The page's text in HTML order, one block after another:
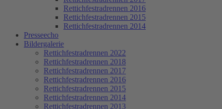
Rettichfestradrennen 2016
Rettichfestradrennen 2015
Rettichfestradrennen 2014
Presseecho
Bildergalerie
Rettichfestradrennen 2022
Rettichfestradrennen 2018
Rettichfestradrennen 2017
Rettichfestradrennen 2016
Rettichfestradrennen 2015
Rettichfestradrennen 2014
Rettichfestradrennen 2013